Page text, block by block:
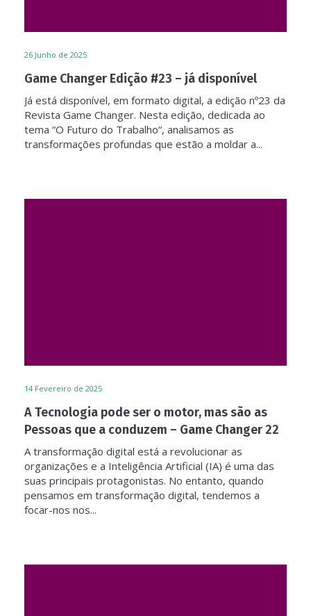
26 Junho de 2025
Game Changer Edição #23 – já disponível
Já está disponível, em formato digital, a edição nº23 da
Revista Game Changer. Nesta edição, dedicada ao
tema “O Futuro do Trabalho“, analisamos as
transformações profundas que estão a moldar a...
14 Fevereiro de 2025
A Tecnologia pode ser o motor, mas são as
Pessoas que a conduzem – Game Changer 22
A transformação digital está a revolucionar as
organizações e a Inteligência Artificial (IA) é uma das
suas principais protagonistas. No entanto, quando
pensamos em transformação digital, tendemos a
focar-nos nos...